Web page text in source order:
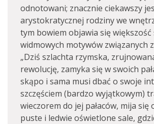
odnotowani; znacznie ciekawszy
arystokratycznej rodziny we
tym bowiem objawia się większość
widmowych motywów związanych
„Dziś szlachta rzymska,
rewolucję, zamyka się w swoich
skąpo i sama musi dbać o swoje
szczęściem (bardzo wyjątkowym)
wieczorem do jej pałaców, mija się
puste i ledwie oświetlone sale,